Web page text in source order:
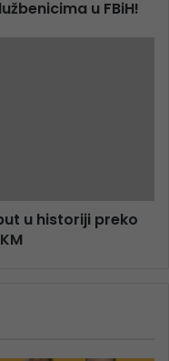
u FBiH!
u historiji preko